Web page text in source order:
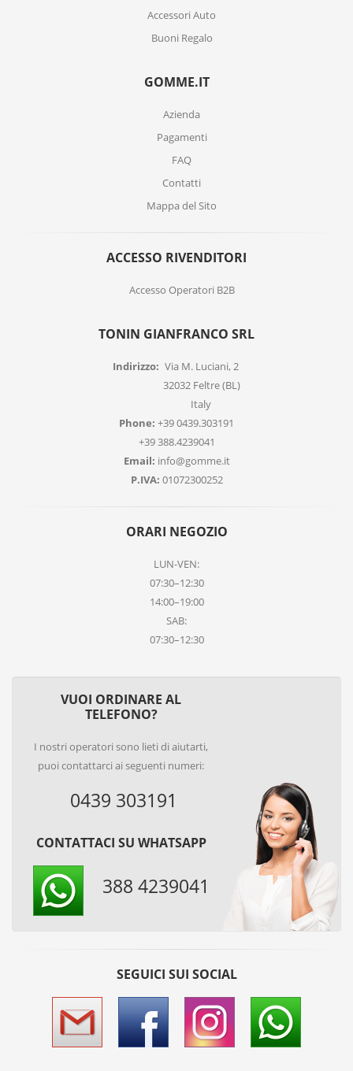
Accessori Auto
Buoni Regalo
GOMME.IT
Azienda
Pagamenti
FAQ
Contatti
Mappa del Sito
ACCESSO RIVENDITORI
Accesso Operatori B2B
TONIN GIANFRANCO SRL
Indirizzo: Via M. Luciani, 2
32032 Feltre (BL)
Italy
Phone: +39 0439.303191
+39 388.4239041
Email: info@gomme.it
P.IVA: 01072300252
ORARI NEGOZIO
LUN-VEN:
07:30–12:30
14:00–19:00
SAB:
07:30–12:30
VUOI ORDINARE AL
TELEFONO?
I nostri operatori sono lieti di aiutarti,
puoi contattarci ai seguenti numeri:
0439 303191
CONTATTACI SU WHATSAPP
388 4239041
SEGUICI SUI SOCIAL